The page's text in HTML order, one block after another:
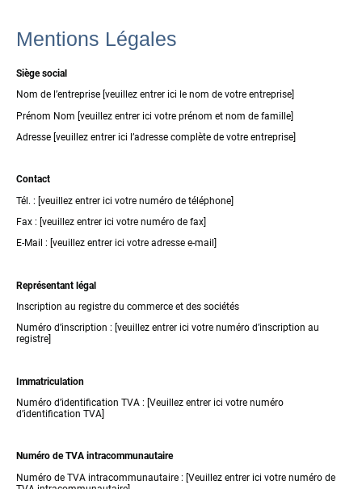
Mentions Légales
Siège social
Nom de l’entreprise [veuillez entrer ici le nom de votre entreprise]
Prénom Nom [veuillez entrer ici votre prénom et nom de famille]
Adresse [veuillez entrer ici l’adresse complète de votre entreprise]
Contact
Tél. : [veuillez entrer ici votre numéro de téléphone]
Fax : [veuillez entrer ici votre numéro de fax]
E-Mail : [veuillez entrer ici votre adresse e-mail]
Représentant légal
Inscription au registre du commerce et des sociétés
Numéro d’inscription : [veuillez entrer ici votre numéro d’inscription au
registre]
Immatriculation
Numéro d’identification TVA : [Veuillez entrer ici votre numéro
d’identification TVA]
Numéro de TVA intracommunautaire
Numéro de TVA intracommunautaire : [Veuillez entrer ici votre numéro de